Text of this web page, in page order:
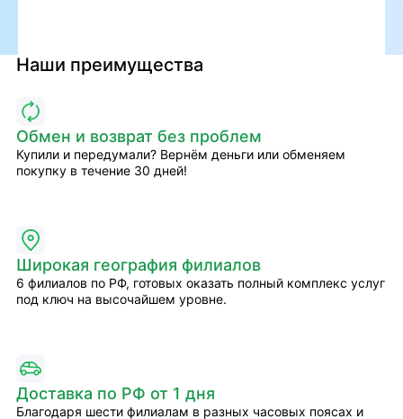
Наши преимущества
Обмен и возврат без проблем
Купили и передумали? Вернём деньги или обменяем
покупку в течение 30 дней!
Широкая география филиалов
6 филиалов по РФ, готовых оказать полный комплекс услуг
под ключ на высочайшем уровне.
Доставка по РФ от 1 дня
Благодаря шести филиалам в разных часовых поясах и